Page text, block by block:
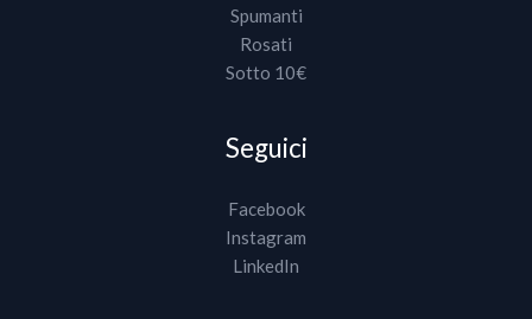
Spumanti
Rosati
Sotto 10€
Seguici
Facebook
Instagram
LinkedIn